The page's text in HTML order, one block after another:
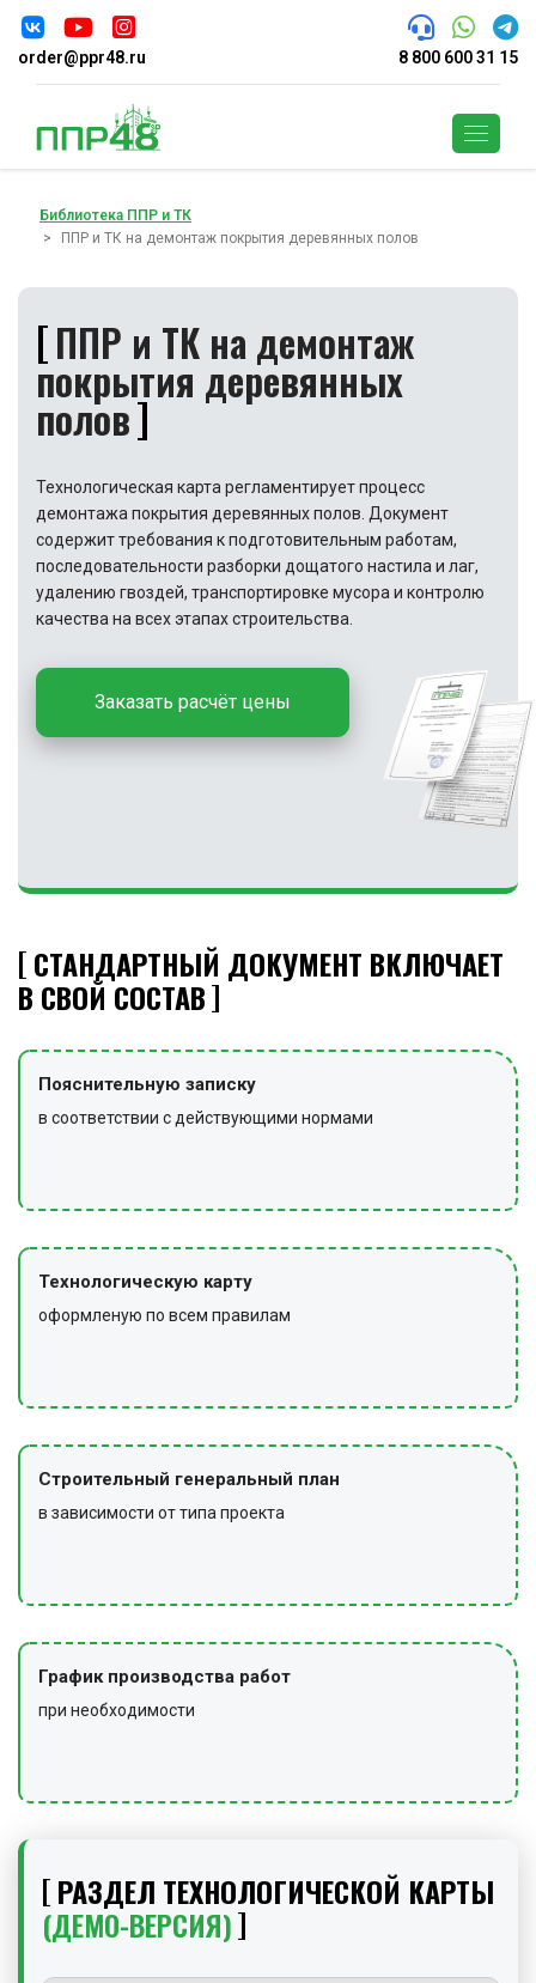
order@ppr48.ru 8 800 600 31 15
Библиотека ППР и ТК
ППР и ТК на демонтаж покрытия деревянных полов
ППР и ТК на демонтаж
покрытия деревянных
полов
Технологическая карта регламентирует процесс
демонтажа покрытия деревянных полов. Документ
содержит требования к подготовительным работам,
последовательности разборки дощатого настила и лаг,
удалению гвоздей, транспортировке мусора и контролю
качества на всех этапах строительства.
Заказать расчёт цены
СТАНДАРТНЫЙ ДОКУМЕНТ ВКЛЮЧАЕТ
В СВОЙ СОСТАВ
Пояснительную записку
в соответствии с действующими нормами
Технологическую карту
оформленую по всем правилам
Строительный генеральный план
в зависимости от типа проекта
График производства работ
при необходимости
РАЗДЕЛ ТЕХНОЛОГИЧЕСКОЙ КАРТЫ
(ДЕМО-ВЕРСИЯ)